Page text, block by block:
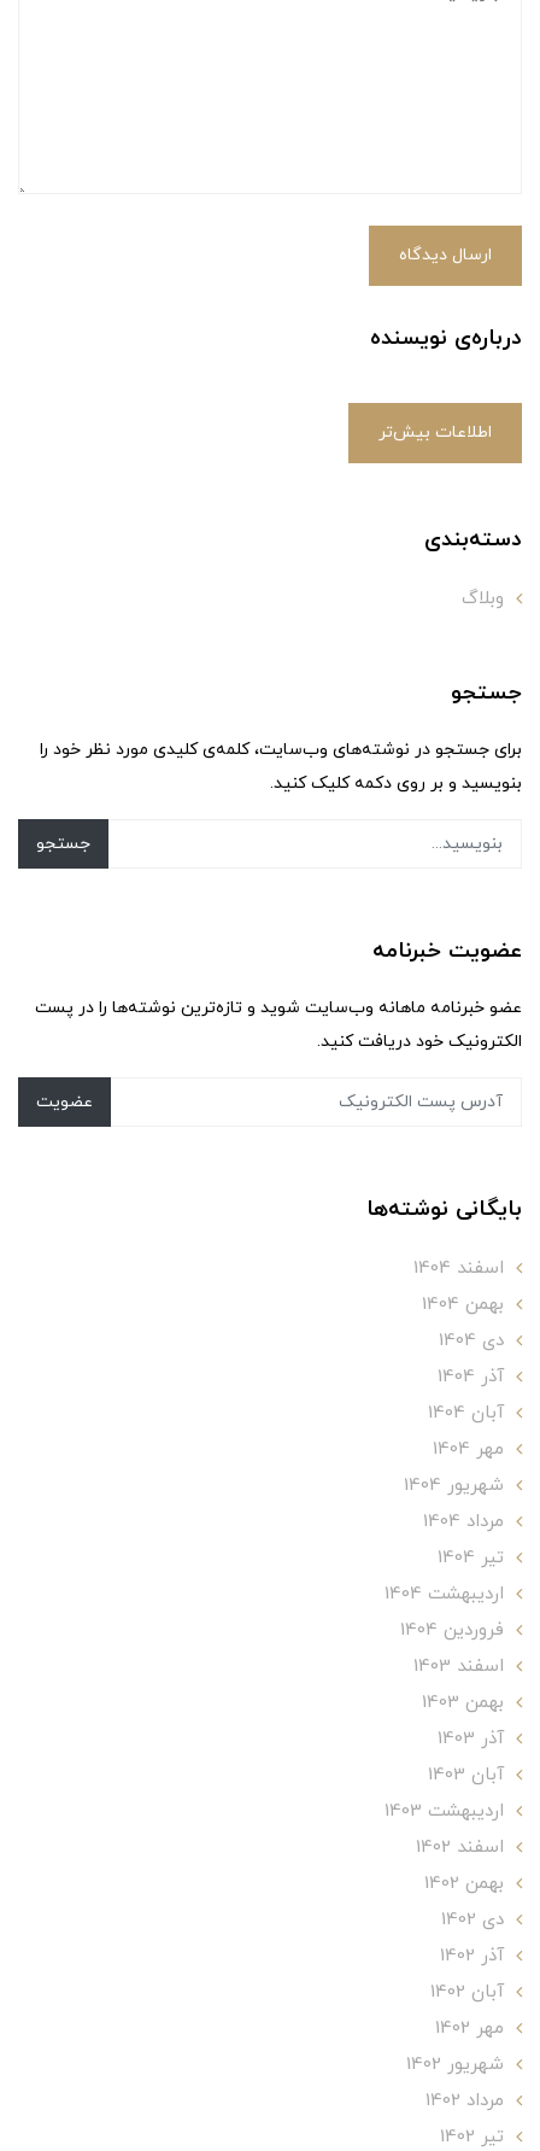
ارسال دیدگاه
درباره‌ی نویسنده
اطلاعات بیش‌تر
دسته‌بندی
وبلاگ
جستجو
برای جستجو در نوشته‌های وب‌سایت، کلمه‌ی کلیدی مورد نظر خود را
بنویسید و بر روی دکمه کلیک کنید.
جستجو
عضویت خبرنامه
عضو خبرنامه ماهانه وب‌سایت شوید و تازه‌ترین نوشته‌ها را در پست
الکترونیک خود دریافت کنید.
عضویت
بایگانی نوشته‌ها
اسفند 1404
بهمن 1404
دی 1404
آذر 1404
آبان 1404
مهر 1404
شهریور 1404
مرداد 1404
تير 1404
ارديبهشت 1404
فروردین 1404
اسفند 1403
بهمن 1403
آذر 1403
آبان 1403
ارديبهشت 1403
اسفند 1402
بهمن 1402
دی 1402
آذر 1402
آبان 1402
مهر 1402
شهریور 1402
مرداد 1402
تير 1402